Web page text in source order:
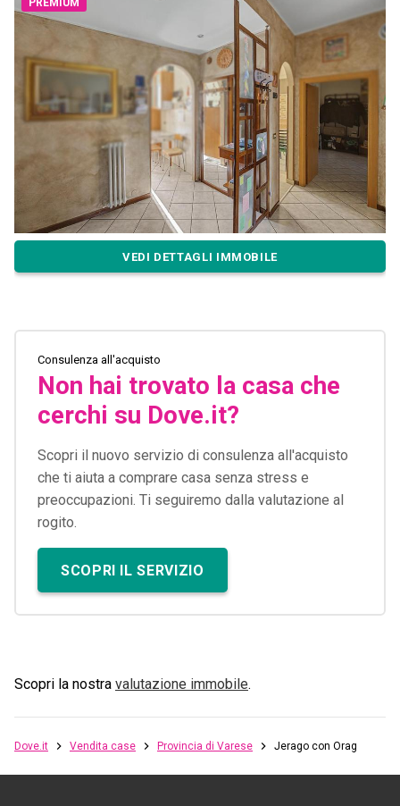
PREMIUM
VEDI DETTAGLI IMMOBILE
Consulenza all'acquisto
Non hai trovato la casa che
cerchi su Dove.it?
Scopri il nuovo servizio di consulenza all'acquisto
che ti aiuta a comprare casa senza stress e
preoccupazioni. Ti seguiremo dalla valutazione al
rogito.
SCOPRI IL SERVIZIO
Scopri la nostra valutazione immobile.
Dove.it Vendita case Provincia di Varese Jerago con Orago